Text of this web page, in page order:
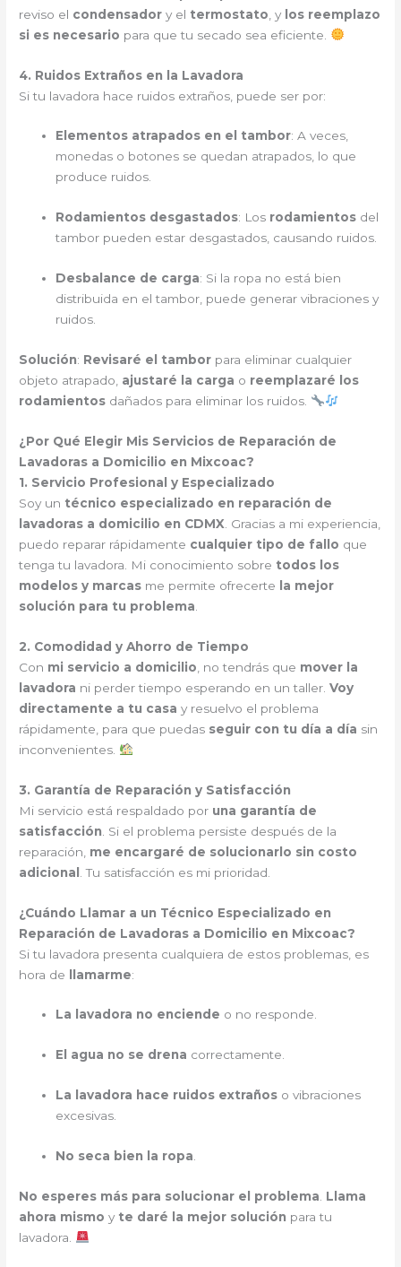
reviso el condensador y el termostato , y los reemplazo
si es necesario para que tu secado sea eficiente.
4. Ruidos Extraños en la Lavadora
Si tu lavadora hace ruidos extraños, puede ser por:
Elementos atrapados en el tambor: A veces,
monedas o botones se quedan atrapados, lo que
produce ruidos.
Rodamientos desgastados: Los rodamientos del
tambor pueden estar desgastados, causando ruidos.
Desbalance de carga: Si la ropa no está bien
distribuida en el tambor, puede generar vibraciones y
ruidos.
Solución: Revisaré el tambor para eliminar cualquier
objeto atrapado, ajustaré la carga o reemplazaré los
rodamientos dañados para eliminar los ruidos.
¿Por Qué Elegir Mis Servicios de Reparación de
Lavadoras a Domicilio en Mixcoac?
1. Servicio Profesional y Especializado
Soy un técnico especializado en reparación de
lavadoras a domicilio en CDMX . Gracias a mi experiencia,
puedo reparar rápidamente cualquier tipo de fallo que
tenga tu lavadora. Mi conocimiento sobre todos los
modelos y marcas me permite ofrecerte
la mejor
solución para tu problema
2. Comodidad y Ahorro de Tiempo
Con mi servicio a domicilio , no tendrás que mover la
lavadora ni perder tiempo esperando en un taller.Voy
directamente a tu casa y resuelvo el problema
rápidamente, para que puedas seguir con tu día a día sin
inconvenientes.
3. Garantía de Reparación y Satisfacción
Mi servicio está respaldado por una garantía de
satisfacción . Si el problema persiste después de la
reparación, me encargaré de solucionarlo sin costo
adicional
. Tu satisfacción es mi prioridad.
¿Cuándo Llamar a un Técnico Especializado en
Reparación de Lavadoras a Domicilio en Mixcoac?
Si tu lavadora presenta cualquiera de estos problemas, es
hora de llamarme:
La lavadora no enciende o no responde.
El agua no se drena correctamente.
La lavadora hace ruidos extraños o vibraciones
excesivas.
No seca bien la ropa
No esperes más para solucionar el problema Llama
ahora mismo y te daré la mejor solución para tu
lavadora.